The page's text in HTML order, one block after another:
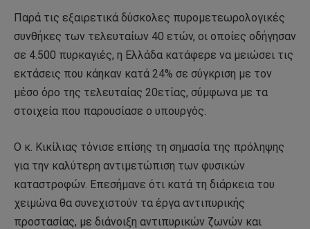
Παρά τις εξαιρετικά δύσκολες πυρομετεωρολογικές
συνθήκες των τελευταίων 40 ετών, οι οποίες οδήγησαν
σε 4.500 πυρκαγιές, η Ελλάδα κατάφερε να μειώσει τις
εκτάσεις που κάηκαν κατά 24% σε σύγκριση με τον
μέσο όρο της τελευταίας 20ετίας, σύμφωνα με τα
στοιχεία που παρουσίασε ο υπουργός.
Ο κ. Κικίλιας τόνισε επίσης τη σημασία της πρόληψης
για την καλύτερη αντιμετώπιση των φυσικών
καταστροφών. Επεσήμανε ότι κατά τη διάρκεια του
χειμώνα θα συνεχιστούν τα έργα αντιπυρικής
προστασίας, με διάνοιξη αντιπυρικών ζωνών και